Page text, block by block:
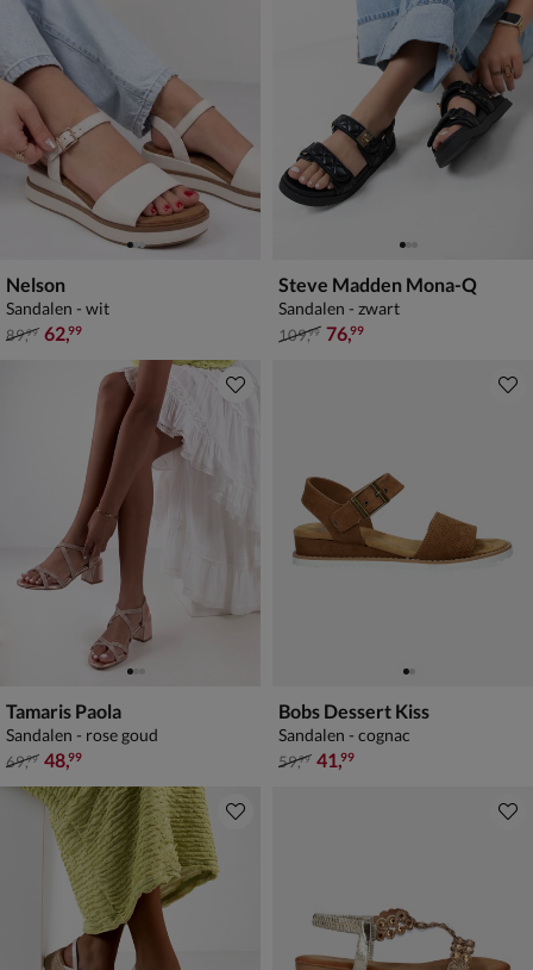
Nelson
Sandalen - wit
van € 89,99 voor € 62,99
89,99 62,99
Steve Madden Mona-Q
Sandalen - zwart
van € 109,99 voor € 76,99
109,99 76,99
Tamaris Paola
Sandalen - rose goud
van € 69,99 voor € 48,99
69,99 48,99
Bobs Dessert Kiss
Sandalen - cognac
van € 59,99 voor € 41,99
59,99 41,99